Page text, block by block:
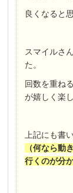
良くなると
スマイルさ
た。
回数を重ね
が嬉しく楽
上記にも書
（何なら動
行くのが分